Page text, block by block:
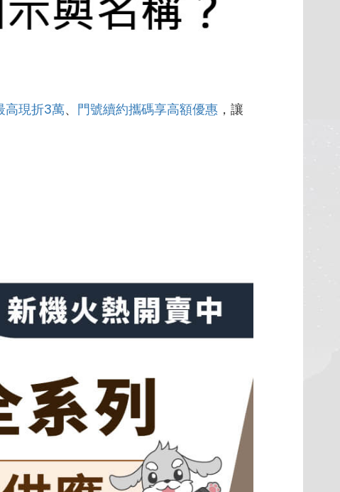
高現折3萬、 門號續約攜碼享高額優惠 ，讓